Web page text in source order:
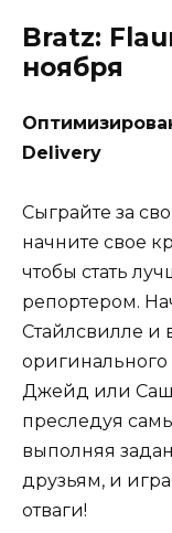
Bratz:
ноября
Delivery
Сыграйте за
начните свое
чтобы стать
репортером.
Стайлсвилле и
Джейд или
преследуя
выполняя
друзьям, и
отваги!